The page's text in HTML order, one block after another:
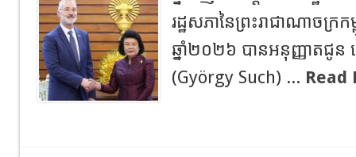
រដ្ឋសភានៃព្រះរាជាណាចក្រ
ឆ្នាំ២០២៦ បានអនុញ្ញាត
(György Such) ... Read